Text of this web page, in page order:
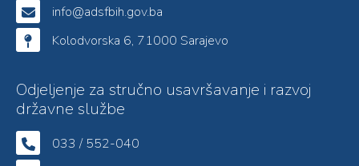
info@adsfbih.gov.ba
Kolodvorska 6, 71000 Sarajevo
Odjeljenje za stručno usavršavanje i razvoj
državne službe
033 / 552-040